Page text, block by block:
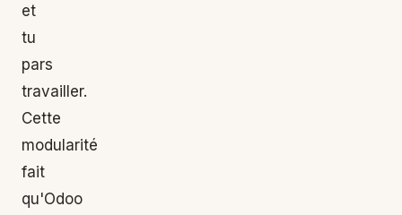
et
tu
pars
travailler.
Cette
modularité
fait
qu'Odoo